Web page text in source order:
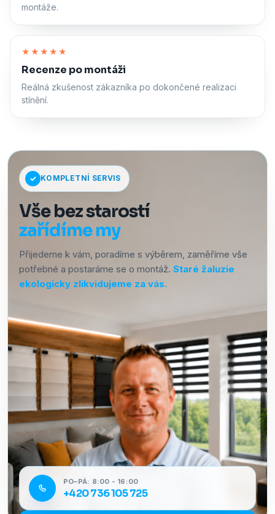
montáže.
★★★★★
Recenze po montáži
Reálná zkušenost zákazníka po dokončené realizaci
stínění.
KOMPLETNÍ SERVIS
Vše bez starostí
zařídíme my
Přijedeme k vám, poradíme s výběrem, zaměříme vše
potřebné a postaráme se o montáž. Staré žaluzie
ekologicky zlikvidujeme za vás.
PO–PÁ: 8:00 - 16:00
+420 736 105 725